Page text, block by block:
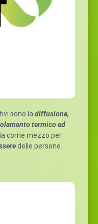
sono la diffusione,
termico ed
come mezzo per
delle persone.